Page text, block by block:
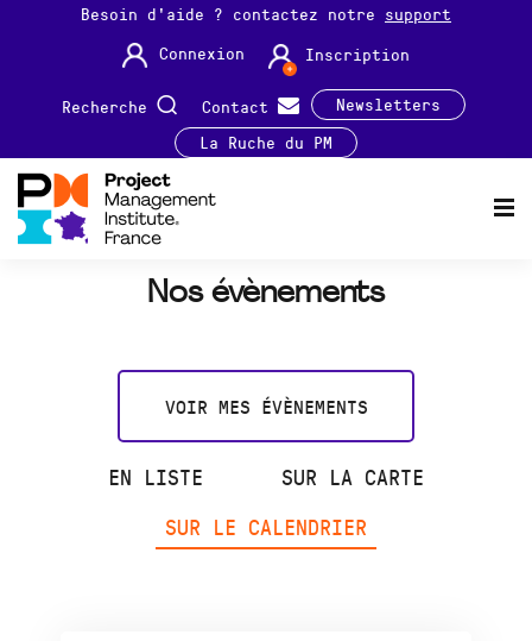
Besoin d'aide ? contactez notre support
Connexion
Inscription
Recherche Contact
Newsletters
La Ruche du PM
Nos évènements
VOIR MES ÉVÈNEMENTS
EN LISTE
SUR LA CARTE
SUR LE CALENDRIER